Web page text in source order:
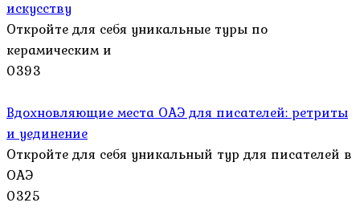
искусству
Откройте для себя уникальные туры по
керамическим и
0393
Вдохновляющие места ОАЭ для писателей: ретриты
и уединение
Откройте для себя уникальный тур для писателей в
ОАЭ
0325